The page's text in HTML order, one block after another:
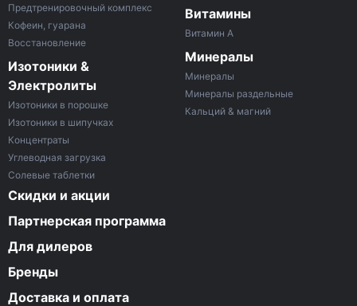
Предтренировочный комплекс
Кофеин, гуарана
Восстановление
Изотоники &
Электролиты
Изотоники в порошке
Изотоники в шипучках
Концентраты
Углеводная загрузка
Солевые таблетки
Витамины
Витамин A
Минералы
Минералы
Минералы раздельные
Кальций & магний
Скидки и акции
Партнерская программа
Для дилеров
Бренды
Доставка и оплата